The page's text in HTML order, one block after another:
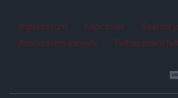
Impresszum Kapcsolat
Szerzői
Adatvédelmi irányelv
Felhasználói